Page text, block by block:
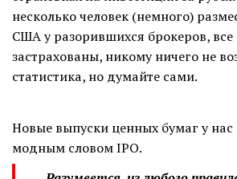
несколько человек (немного)
США у разорившихся брокеров,
застрахованы, никому ничего не
статистика, но думайте сами.
Новые выпуски ценных бумаг у
модным словом IPO.